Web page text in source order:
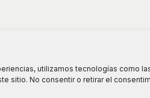
utilizamos tecnologías como
sitio. No consentir o retirar el